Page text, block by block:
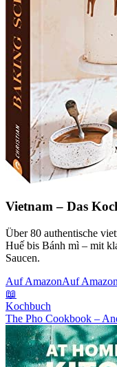
Vietnam – Das
Über 80 authentische
Huế bis Bánh mì – mit
Saucen.
Auf AmazonAuf
📖
Kochbuch
The Pho Cookbook –